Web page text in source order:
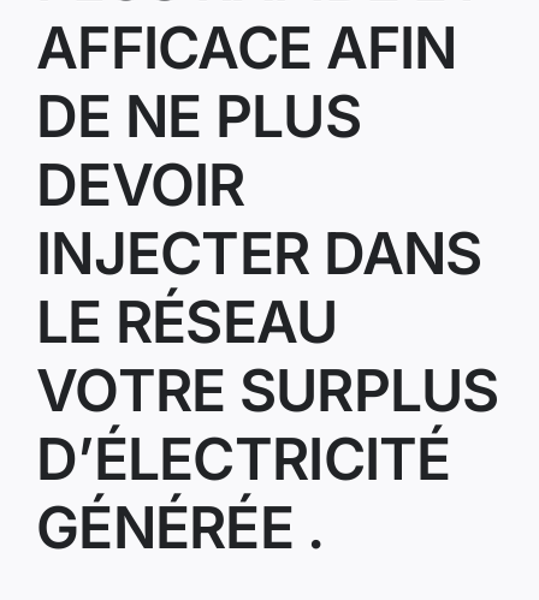
AFFICACE AFIN
DE NE PLUS
DEVOIR
INJECTER DANS
LE RÉSEAU
VOTRE SURPLUS
D’ÉLECTRICITÉ
GÉNÉRÉE .